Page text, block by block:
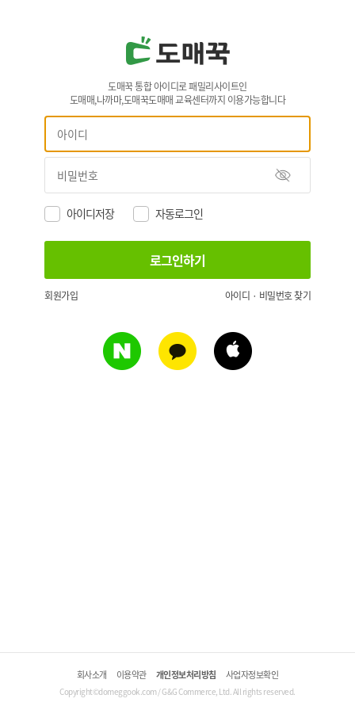
도매꾹 통합 아이디로 패밀리사이트인
도매매,나까마,도매꾹도매매 교육센터까지 이용가능합니다
아이디저장 자동로그인
회원가입 아이디 · 비밀번호 찾기
회사소개 이용약관 개인정보처리방침 사업자정보확인
Copyright©domeggook.com / G&G Commerce, Ltd. All rights reserved.